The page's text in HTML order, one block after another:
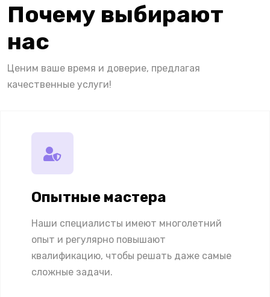
Почему выбирают
нас
Ценим ваше время и доверие, предлагая
качественные услуги!
Опытные мастера
Наши специалисты имеют многолетний
опыт и регулярно повышают
квалификацию, чтобы решать даже самые
сложные задачи.